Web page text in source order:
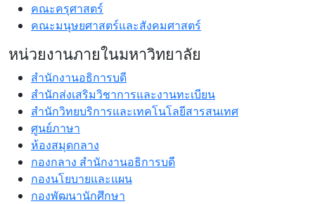
คณะครุศาสตร์
คณะมนุษยศาสตร์และสังคมศาสตร์
หน่วยงานภายในมหาวิทยาลัย
สำนักงานอธิการบดี
สำนักส่งเสริมวิชาการและงานทะเบียน
สำนักวิทยบริการและเทคโนโลยีสารสนเทศ
ศูนย์ภาษา
ห้องสมุดกลาง
กองกลาง สำนักงานอธิการบดี
กองนโยบายและแผน
กองพัฒนานักศึกษา